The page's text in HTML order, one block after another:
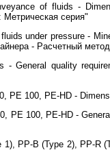
of fluids -
Метрическая серия"
under pressure -
- Расчетный
General quality
РЕ 100, PE-HD -
РЕ 100, PE-HD -
1), РР-В (Туре 2), PP-